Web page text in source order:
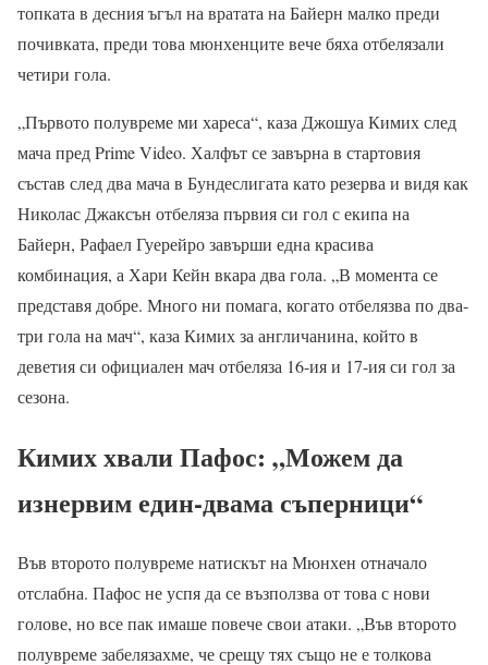
топката в десния ъгъл на вратата на Байерн малко преди
почивката, преди това мюнхенците вече бяха отбелязали
четири гола.
„Първото полувреме ми хареса“, каза Джошуа Кимих след
мача пред Prime Video. Халфът се завърна в стартовия
състав след два мача в Бундеслигата като резерва и видя как
Николас Джаксън отбеляза първия си гол с екипа на
Байерн, Рафаел Гуерейро завърши една красива
комбинация, а Хари Кейн вкара два гола. „В момента се
представя добре. Много ни помага, когато отбелязва по два-
три гола на мач“, каза Кимих за англичанина, който в
деветия си официален мач отбеляза 16-ия и 17-ия си гол за
сезона.
Кимих хвали Пафос: „Можем да
изнервим един-двама съперници“
Във второто полувреме натискът на Мюнхен отначало
отслабна. Пафос не успя да се възползва от това с нови
голове, но все пак имаше повече свои атаки. „Във второто
полувреме забелязахме, че срещу тях също не е толкова